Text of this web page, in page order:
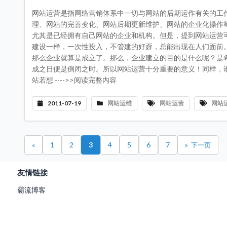
网站运营是指网络营销体系中一切与网站的后期运作有关的
理、网站的完善变化、网站后期更新维护、网站的企业化操
尤其是已经拥有自己网站的企业和机构。但是，提到网站运
建设一样，一次性投入，不管建的好孬，总能出现在人们面
那么企业就算是成立了。那么，企业建立的目的是什么呢？
成之日便是倒闭之时。所以网站运营十分重要的意义！同样
站若想 ---->>阅读完整内容
2011-07-19 网站运维 网站运营 网站
« 1 2 3 4 5 6 7 »
友情链接
霸流博客